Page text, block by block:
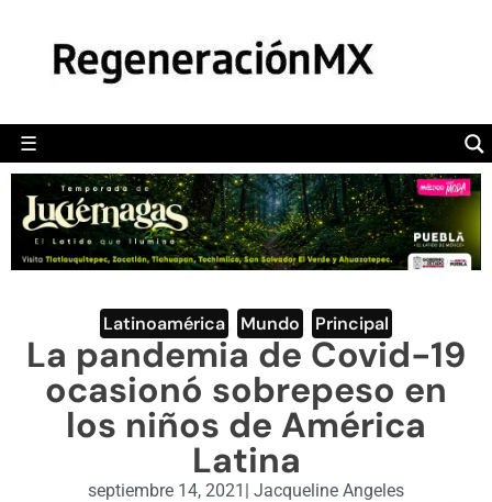
☰
POLÍTICA
CAMALEÓN
OPINIÓN
DEPORTES
ENGLISH SECTION
VIDEOS
Latinoamérica Mundo Principal
La pandemia de Covid-19
ocasionó sobrepeso en
los niños de América
Latina
septiembre 14, 2021 | Jacqueline Angeles